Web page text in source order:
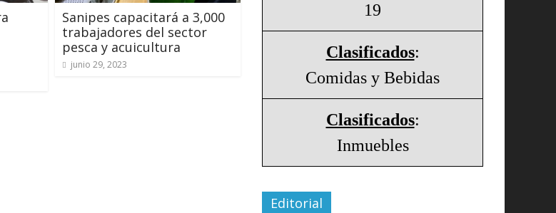
Sanipes capacitará a 3,000
trabajadores del sector
pesca y acuicultura
junio 29, 2023
19
Clasificados:
Comidas y Bebidas
Clasificados:
Inmuebles
Editorial